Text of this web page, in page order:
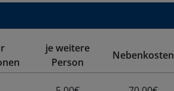
je weitere
Person
Nebenkosten